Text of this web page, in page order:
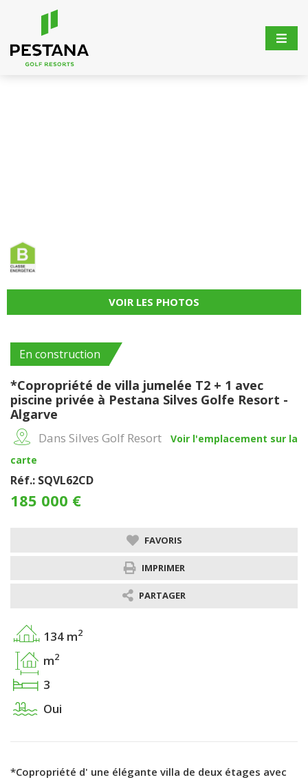
VOIR LES PHOTOS
En construction
*Copropriété de villa jumelée T2 + 1 avec
piscine privée à Pestana Silves Golfe Resort -
Algarve
Dans Silves Golf Resort
Voir l'emplacement sur la
carte
Réf.: SQVL62CD
185 000 €
FAVORIS
IMPRIMER
PARTAGER
134 m2
m2
3
Oui
*Copropriété d' une élégante villa de deux étages avec